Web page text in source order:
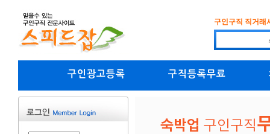
구인구직 직거래
구인광고등록 구직등록무료